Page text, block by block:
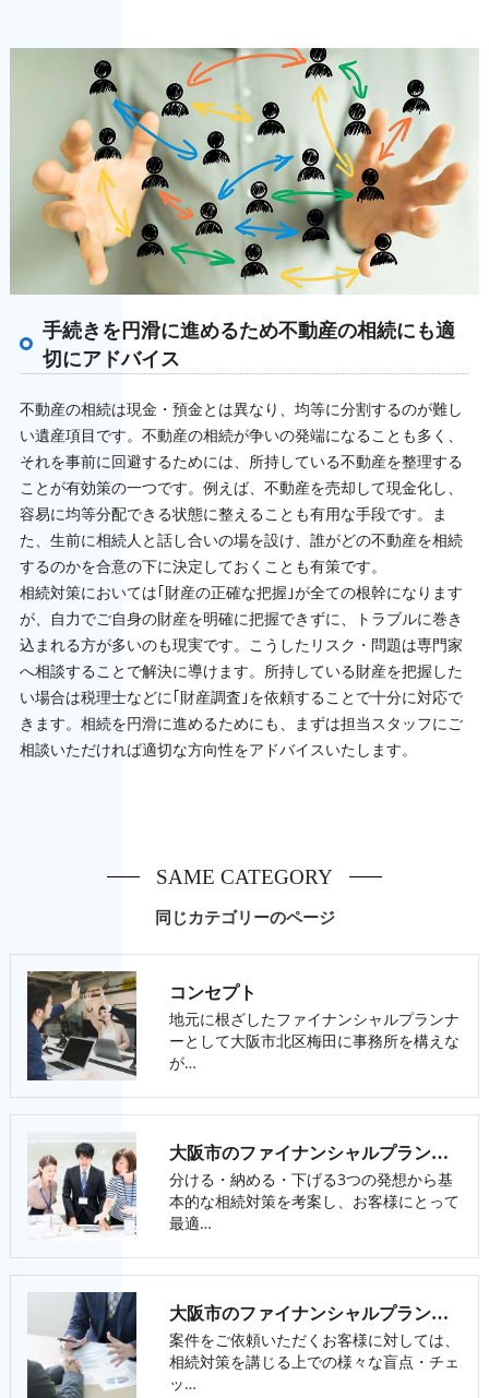
手続きを円滑に進めるため不動産の相続にも適
切にアドバイス
不動産の相続は現金・預金とは異なり、均等に分割するのが難し
い遺産項目です。不動産の相続が争いの発端になることも多く、
それを事前に回避するためには、所持している不動産を整理する
ことが有効策の一つです。例えば、不動産を売却して現金化し、
容易に均等分配できる状態に整えることも有用な手段です。ま
た、生前に相続人と話し合いの場を設け、誰がどの不動産を相続
するのかを合意の下に決定しておくことも有策です。
相続対策においては｢財産の正確な把握｣が全ての根幹になります
が、自力でご自身の財産を明確に把握できずに、トラブルに巻き
込まれる方が多いのも現実です。こうしたリスク・問題は専門家
へ相談することで解決に導けます。所持している財産を把握した
い場合は税理士などに｢財産調査｣を依頼することで十分に対応で
きます。相続を円滑に進めるためにも、まずは担当スタッフにご
相談いただければ適切な方向性をアドバイスいたします。
同じカテゴリーのページ
SAME CATEGORY
コンセプト
地元に根ざしたファイナンシャルプランナ
ーとして大阪市北区梅田に事務所を構えな
が…
大阪市のファイナンシャルプランナー･FPオフィス LPSの口コミ情報
分ける・納める・下げる3つの発想から基
本的な相続対策を考案し、お客様にとって
最適…
大阪市のファイナンシャルプランナー･FPオフィス LPSのお客様の声
案件をご依頼いただくお客様に対しては、
相続対策を講じる上での様々な盲点・チェ
ッ…